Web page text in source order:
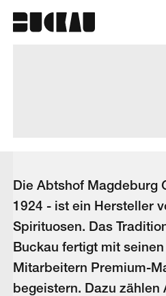
Die Abtshof Magdeburg
1924 - ist ein Hersteller
Spirituosen. Das
Buckau fertigt mit
Mitarbeitern Premium-
begeistern. Dazu zählen